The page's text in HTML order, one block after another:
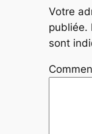
Votre
publiée.
sont